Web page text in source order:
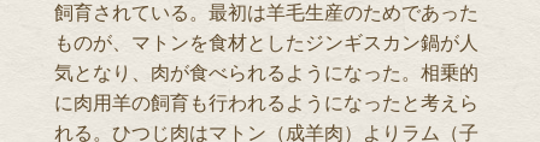
飼育されている。最初は羊毛生産のためであった
ものが、マトンを食材としたジンギスカン鍋が人
気となり、肉が食べられるようになった。相乗的
に肉用羊の飼育も行われるようになったと考えら
れる。ひつじ肉はマトン（成羊肉）よりラム（子